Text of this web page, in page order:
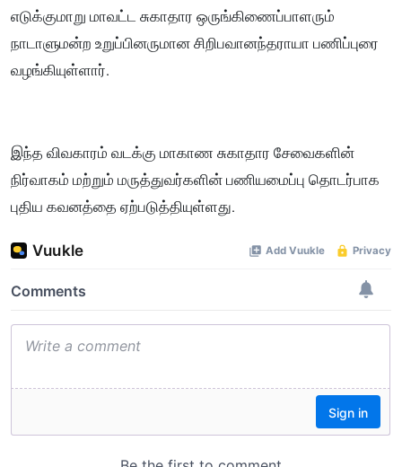
எடுக்குமாறு மாவட்ட சுகாதார ஒருங்கிணைப்பாளரும்
நாடாளுமன்ற உறுப்பினருமான சிறிபவானந்தராயா பணிப்புரை
வழங்கியுள்ளார்.
இந்த விவகாரம் வடக்கு மாகாண சுகாதார சேவைகளின்
நிர்வாகம் மற்றும் மருத்துவர்களின் பணியமைப்பு தொடர்பாக
புதிய கவனத்தை ஏற்படுத்தியுள்ளது.